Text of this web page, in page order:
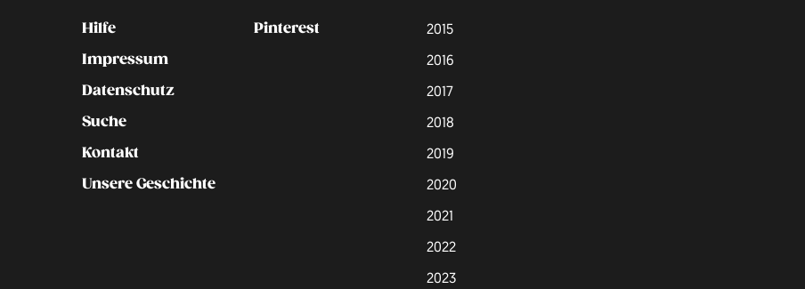
Kontakt
Hilfe
Impressum
Datenschutz
Suche
Kontakt
Unsere Geschichte
Social
Pinterest
2015
2016
2017
2018
2019
2020
2021
2022
2023